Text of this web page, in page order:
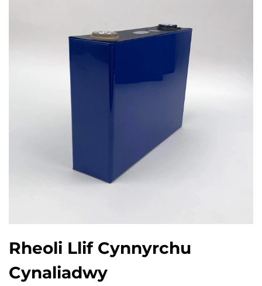
Rheoli Llif Cynnyrchu
Cynaliadwy